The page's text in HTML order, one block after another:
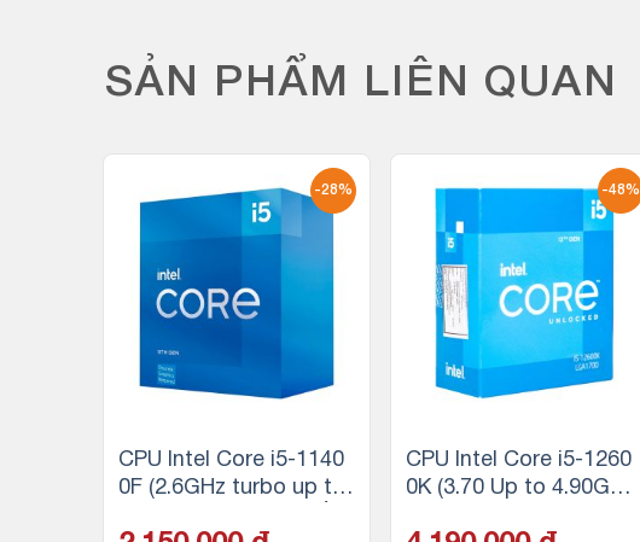
SẢN PHẨM LIÊN QUAN
-28%
CPU Intel Core i5-1140
0F (2.6GHz turbo up to
-48%
CPU Intel Core i5-1260
0K (3.70 Up to 4.90GHz